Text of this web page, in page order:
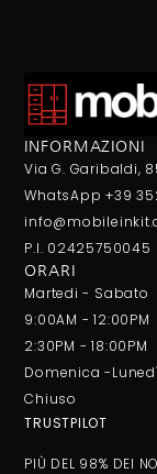
INFORMAZIONI
Via G. Garibaldi,
WhatsApp +39
P.I. 02425750045
ORARI
Martedi - Sabato
9:00AM - 12:00PM
2:30PM - 18:00PM
Domenica -
Chiuso
TRUSTPILOT
PIÙ DEL 98% DEI